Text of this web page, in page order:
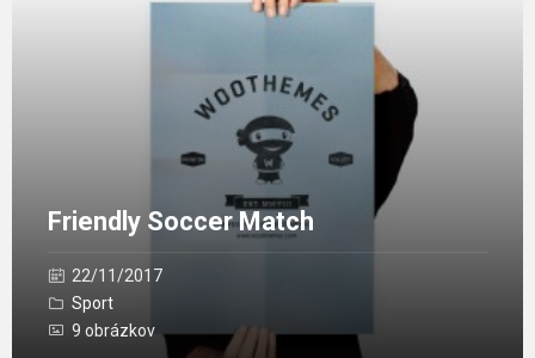
Friendly Soccer Match
22/11/2017
Sport
9 obrázkov